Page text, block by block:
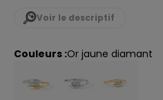
Voir le descriptif
Couleurs : or jaune diamant